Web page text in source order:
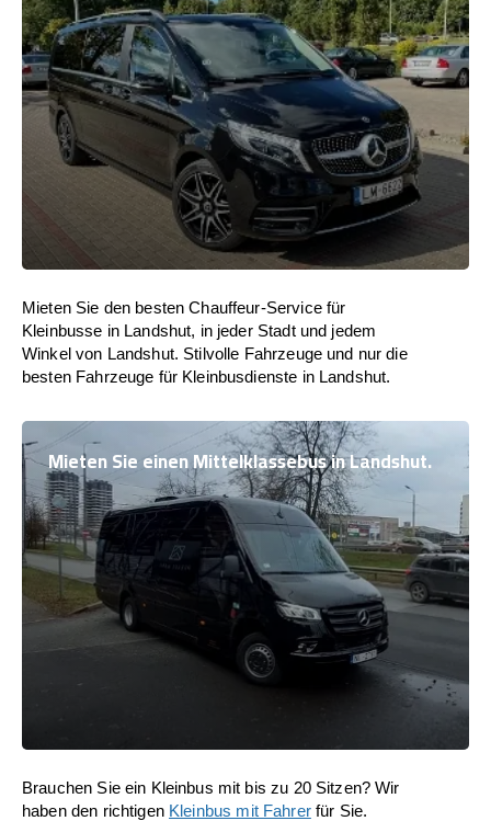
Mieten Sie den besten Chauffeur-Service für
Kleinbusse in Landshut, in jeder Stadt und jedem
Winkel von Landshut. Stilvolle Fahrzeuge und nur die
besten Fahrzeuge für Kleinbusdienste in Landshut.
Mieten Sie einen Mittelklassebus in Landshut.
Brauchen Sie ein Kleinbus mit bis zu 20 Sitzen? Wir
haben den richtigen Kleinbus mit Fahrerfür Sie.